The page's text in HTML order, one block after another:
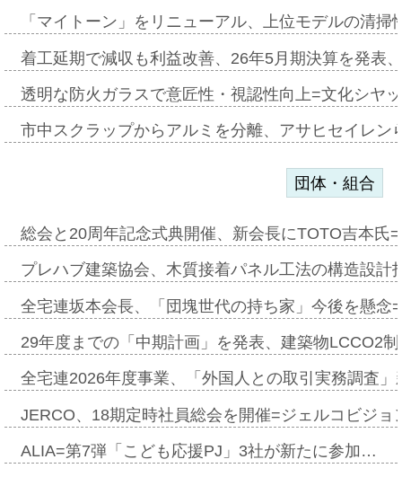
「マイトーン」をリニューアル、上位モデルの清
着工延期で減収も利益改善、26年5月期決算を発表
透明な防火ガラスで意匠性・視認性向上=文化シヤ
市中スクラップからアルミを分離、アサヒセイレ
団体・組合
総会と20周年記念式典開催、新会長にTOTO吉本氏
プレハブ建築協会、木質接着パネル工法の構造設
全宅連坂本会長、「団塊世代の持ち家」今後を懸
29年度までの「中期計画」を発表、建築物LCCO2
全宅連2026年度事業、「外国人との取引実務調査
JERCO、18期定時社員総会を開催=ジェルコビジ
ALIA=第7弾「こども応援PJ」3社が新たに参加…